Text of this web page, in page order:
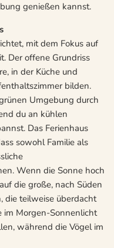
genießen kannst.
mit dem Fokus auf
Der offene Grundriss
in der Küche und
bilden.
Umgebung durch
du an kühlen
Das Ferienhaus
sowohl Familie als
Wenn die Sonne hoch
die große, nach Süden
die teilweise überdacht
im Morgen-Sonnenlicht
während die Vögel im